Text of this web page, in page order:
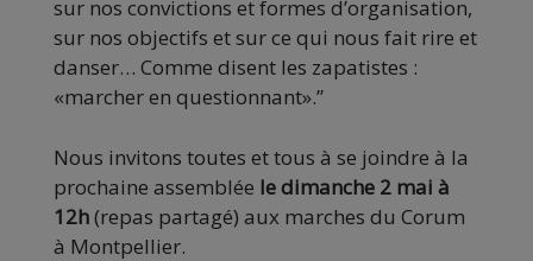
sur nos convictions et formes d’organisation,
sur nos objectifs et sur ce qui nous fait rire et
danser… Comme disent les zapatistes :
«marcher en questionnant».”
Nous invitons toutes et tous à se joindre à la
prochaine assemblée le dimanche 2 mai à
12h(repas partagé) aux marches du Corum
à Montpellier.